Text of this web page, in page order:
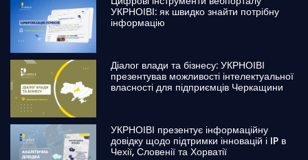
УКРНОІВІ: як швидко знайти потрібну
інформацію
Діалог влади та бізнесу: УКРНОІВІ
презентував можливості інтелектуальної
власності для підприємців Черкащини
УКРНОІВІ презентує інформаційну
довідку щодо підтримки інновацій і IP в
Чехії, Словенії та Хорватії